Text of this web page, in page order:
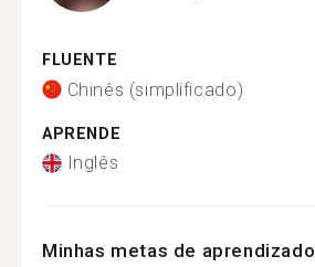
FLUENTE
Chinês (simplificado)
APRENDE
Inglês
Minhas metas de aprendizado